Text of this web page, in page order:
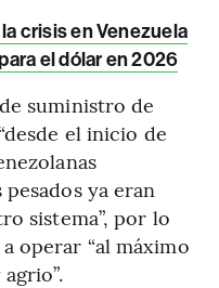
crisis en Venezuela
el dólar en 2026
suministro de
el inicio de
ya eran
sistema”, por lo
operar “al máximo